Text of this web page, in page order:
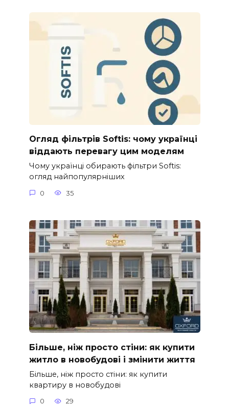
Огляд фільтрів Softis: чому українці
віддають перевагу цим моделям
Чому українці обирають фільтри Softis:
огляд найпопулярніших
0 35
Більше, ніж просто стіни: як купити
житло в новобудові і змінити життя
Більше, ніж просто стіни: як купити
квартиру в новобудові
0 29